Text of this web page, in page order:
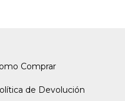
Comprar
de Devolución